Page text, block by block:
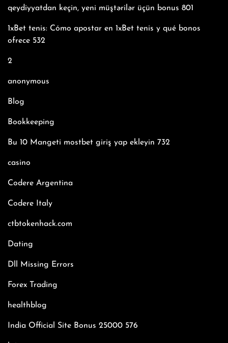
qeydiyyatdan keçin, yeni müştərilər üçün bonus 801
1xBet tenis: Cómo apostar en 1xBet tenis y qué bonos
ofrece 532
2
anonymous
Blog
Bookkeeping
Bu 10 Mangeti mostbet giriş yap ekleyin 732
casino
Codere Argentina
Codere Italy
ctbtokenhack.com
Dating
Dll Missing Errors
Forex Trading
healthblog
India Official Site Bonus 25000 576